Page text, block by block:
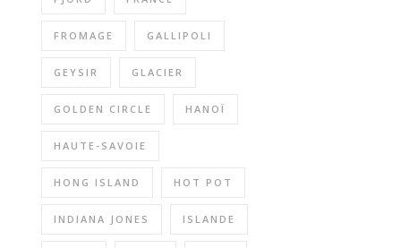
FROMAGE GALLIPOLI
GEYSIR GLACIER
GOLDEN CIRCLE HANOÏ
HAUTE-SAVOIE
HONG ISLAND HOT POT
INDIANA JONES ISLANDE